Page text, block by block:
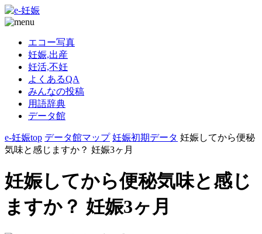
エコー写真
妊娠,出産
妊活,不妊
よくあるQA
みんなの投稿
用語辞典
データ館
e-妊娠top データ館マップ 妊娠初期データ 妊娠してから便秘
気味と感じますか？ 妊娠3ヶ月
妊娠してから便秘気味と感じ
ますか？ 妊娠3ヶ月